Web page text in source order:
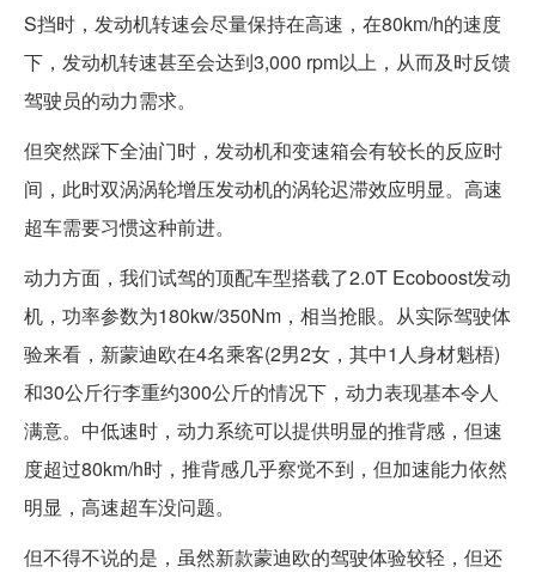
S挡时，发动机转速会尽量保持在高速，在80km/h的速度
下，发动机转速甚至会达到3,000 rpm以上，从而及时反馈
驾驶员的动力需求。
但突然踩下全油门时，发动机和变速箱会有较长的反应时
间，此时双涡涡轮增压发动机的涡轮迟滞效应明显。高速
超车需要习惯这种前进。
动力方面，我们试驾的顶配车型搭载了2.0T Ecoboost发动
机，功率参数为180kw/350Nm，相当抢眼。从实际驾驶体
验来看，新蒙迪欧在4名乘客(2男2女，其中1人身材魁梧)
和30公斤行李重约300公斤的情况下，动力表现基本令人
满意。中低速时，动力系统可以提供明显的推背感，但速
度超过80km/h时，推背感几乎察觉不到，但加速能力依然
明显，高速超车没问题。
但不得不说的是，虽然新款蒙迪欧的驾驶体验较轻，但还